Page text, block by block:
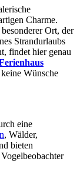
Charme.
besonderer Ort, der
Strandurlaubs
findet hier genau
Wünsche
eine
, Wälder,
bieten